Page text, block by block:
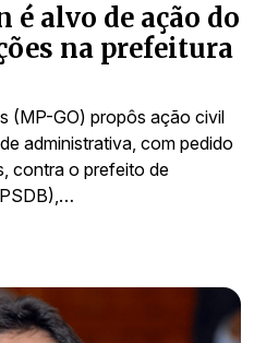
alvo de ação do
na prefeitura
(MP-GO) propôs ação civil
administrativa, com pedido
contra o prefeito de